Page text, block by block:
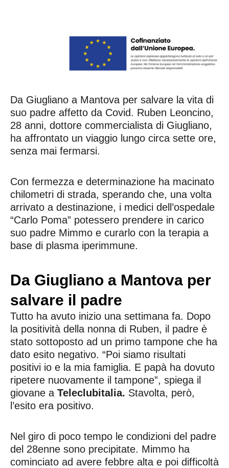
Da Giugliano a Mantova per salvare la vita di
suo padre affetto da Covid. Ruben Leoncino,
28 anni, dottore commercialista di Giugliano,
ha affrontato un viaggio lungo circa sette ore,
senza mai fermarsi.
Con fermezza e determinazione ha macinato
chilometri di strada, sperando che, una volta
arrivato a destinazione, i medici dell’ospedale
“Carlo Poma” potessero prendere in carico
suo padre Mimmo e curarlo con la terapia a
base di plasma iperimmune.
Da Giugliano a Mantova per
salvare il padre
Tutto ha avuto inizio una settimana fa. Dopo
la positività della nonna di Ruben, il padre è
stato sottoposto ad un primo tampone che ha
dato esito negativo. “Poi siamo risultati
positivi io e la mia famiglia. E papà ha dovuto
ripetere nuovamente il tampone”, spiega il
giovane a Teleclubitalia. Stavolta, però,
l’esito era positivo.
Nel giro di poco tempo le condizioni del padre
del 28enne sono precipitate. Mimmo ha
cominciato ad avere febbre alta e poi difficoltà